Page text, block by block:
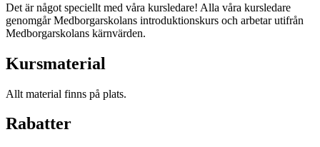
Det är något speciellt med våra kursledare! Alla våra kursledare
genomgår Medborgarskolans introduktionskurs och arbetar utifrån
Medborgarskolans kärnvärden.
Kursmaterial
Allt material finns på plats.
Rabatter